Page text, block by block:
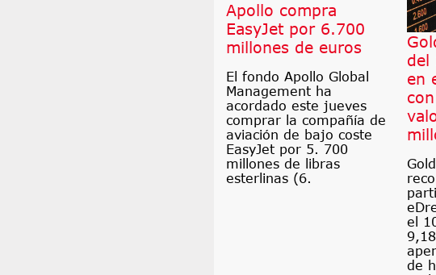
Apollo compra
EasyJet por 6.700
millones de euros
El fondo Apollo Global
Management ha
acordado este jueves
comprar la compañía de
aviación de bajo coste
EasyJet por 5. 700
millones de libras
esterlinas (6.
del
en
el
de